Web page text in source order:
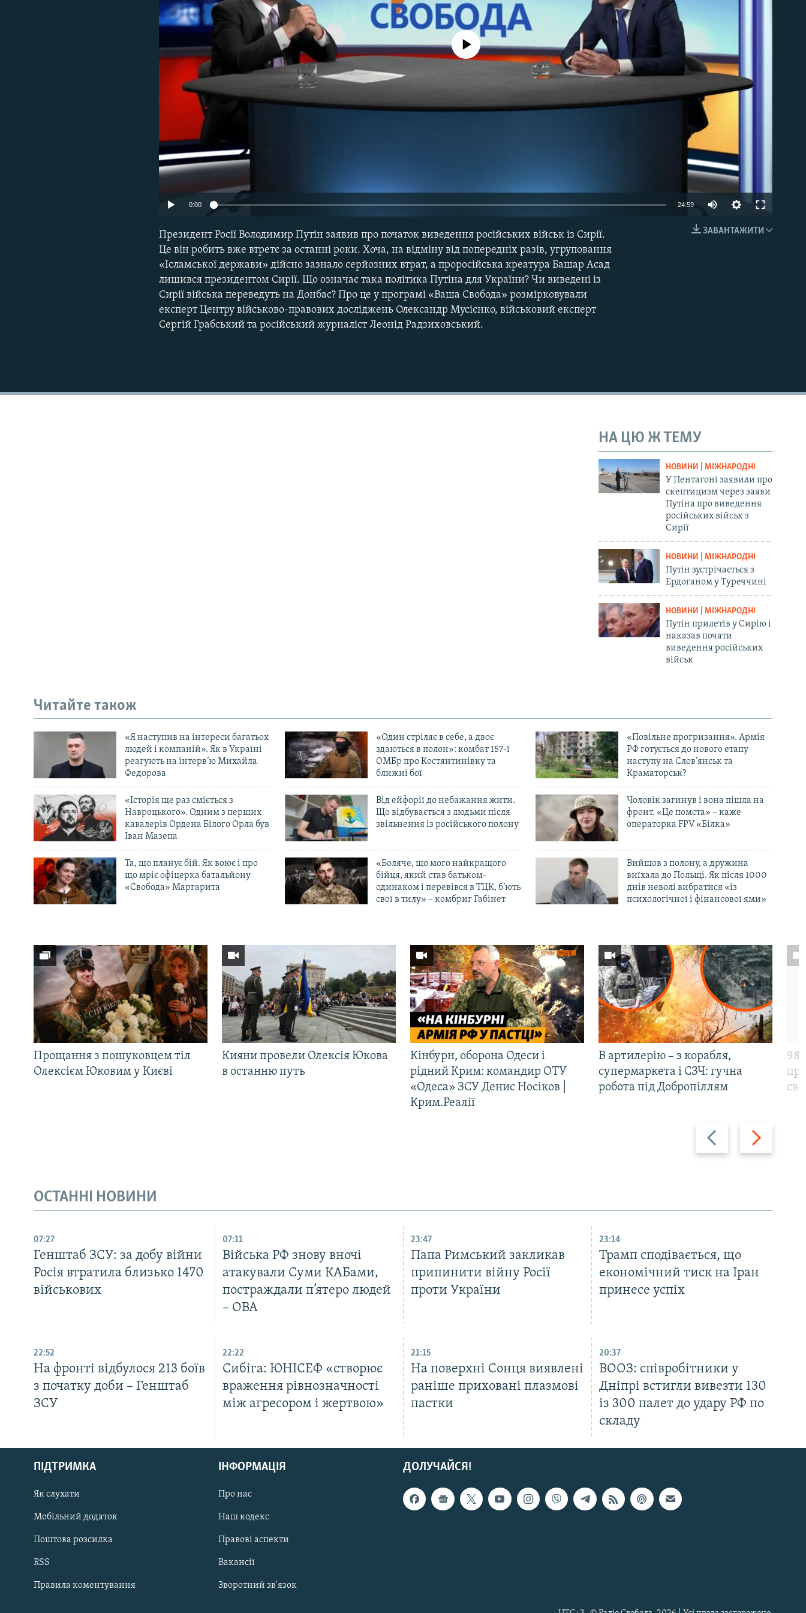
РУС
ДОЛУЧАЙСЯ!
No media source currently available
0:00 24:59
ЗАВАНТАЖИТИ
Президент Росії Володимир Путін заявив про початок виведення російських військ із Сирії.
Це він робить вже втретє за останні роки. Хоча, на відміну від попередніх разів, угруповання
«Ісламської держави» дійсно зазнало серйозних втрат, а проросійська креатура Башар Асад
лишився президентом Сирії. Що означає така політика Путіна для України? Чи виведені із
Сирії війська переведуть на Донбас? Про це у програмі «Ваша Свобода» розмірковували
експерт Центру військово-правових досліджень Олександр Мусієнко, військовий експерт
Сергій Грабський та російський журналіст Леонід Радзиховський.
НА ЦЮ Ж ТЕМУ
НОВИНИ | МІЖНАРОДНІ
У Пентагоні заявили про
скептицизм через заяви
Путіна про виведення
російських військ з
Сирії
НОВИНИ | МІЖНАРОДНІ
Путін зустрічається з
Ердоганом у Туреччині
НОВИНИ | МІЖНАРОДНІ
Путін прилетів у Сирію і
наказав почати
виведення російських
військ
Читайте також
«Я наступив на інтереси багатьох
людей і компаній». Як в Україні
реагують на інтерв’ю Михайла
Федорова
«Один стріляє в себе, а двоє
здаються в полон»: комбат 157-ї
ОМБр про Костянтинівку та
ближні бої
«Повільне прогризання». Армія
РФ готується до нового етапу
наступу на Слов’янськ та
Краматорськ?
«Історія ще раз сміється з
Навроцького». Одним з перших
кавалерів Ордена Білого Орла був
Іван Мазепа
Від ейфорії до небажання жити.
Що відбувається з людьми після
звільнення із російського полону
Чоловік загинув і вона пішла на
фронт. «Це помста» – каже
операторка FPV «Білка»
Та, що планує бій. Як воює і про
що мріє офіцерка батальйону
«Свобода» Маргарита
«Боляче, що мого найкращого
бійця, який став батьком-
одинаком і перевівся в ТЦК, б’ють
свої в тилу» – комбриг Габінет
Вийшов з полону, а дружина
виїхала до Польщі. Як після 1000
днів неволі вибратися «із
психологічної і фінансової ями»
Назад Вперед
Прощання з пошуковцем тіл
Олексієм Юковим у Києві
Кияни провели Олексія Юкова
в останню путь
Кінбурн, оборона Одеси і
рідний Крим: командир ОТУ
«Одеса» ЗСУ Денис Носіков |
Крим.Реалії
В артилерію – з корабля,
супермаркета і СЗЧ: гучна
робота під Добропіллям
98-
ОСТАННІ НОВИНИ
07:27
Генштаб ЗСУ: за добу війни
Росія втратила близько 1470
військових
07:11
Війська РФ знову вночі
атакували Суми КАБами,
постраждали п’ятеро людей
– ОВА
23:47
Папа Римський закликав
припинити війну Росії
проти України
23:14
Трамп сподівається, що
економічний тиск на Іран
принесе успіх
22:52
На фронті відбулося 213 боїв
з початку доби – Генштаб
ЗСУ
22:22
Сибіга: ЮНІСЕФ «створює
враження рівнозначності
між агресором і жертвою»
21:15
На поверхні Сонця виявлені
раніше приховані плазмові
пастки
20:37
ВООЗ: співробітники у
Дніпрі встигли вивезти 130
із 300 палет до удару РФ по
складу
ДОЛУЧАЙСЯ!
ПІДТРИМКА
Як слухати
Мобільний додаток
Поштова розсилка
RSS
Правила коментування
ІНФОРМАЦІЯ
Про нас
Наш кодекс
Правові аспекти
Вакансії
Зворотний зв'язок